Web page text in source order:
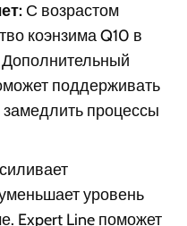
С возрастом
коэнзима Q10 в
поддерживать
замедлить процессы
уровень
Expert Line поможет